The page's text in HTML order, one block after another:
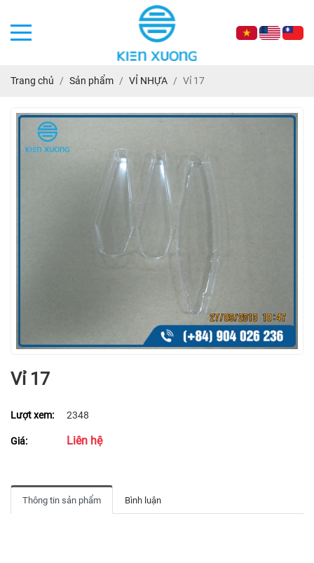
Trang chủ Sản phẩm VỈ NHỰA Vỉ 17
Vỉ 17
Lượt xem: 2348
Giá: Liên hệ
Thông tin sản phẩm Bình luận